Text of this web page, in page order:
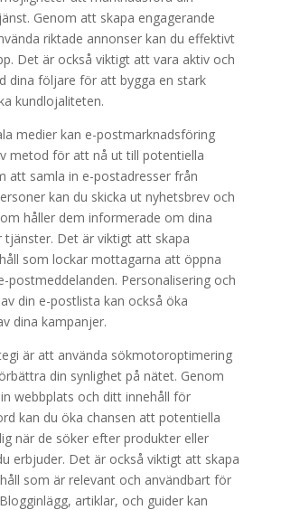
Genom att skapa engagerande
riktade annonser kan du effektivt
Det är också viktigt att vara aktiv och
dina följare för att bygga en stark
kundlojaliteten.
medier kan e-postmarknadsföring
metod för att nå ut till potentiella
att samla in e-postadresser från
kan du skicka ut nyhetsbrev och
håller dem informerade om dina
tjänster. Det är viktigt att skapa
som lockar mottagarna att öppna
postmeddelanden. Personalisering och
din e-postlista kan också öka
dina kampanjer.
är att använda sökmotoroptimering
din synlighet på nätet. Genom
webbplats och ditt innehåll för
kan du öka chansen att potentiella
när de söker efter produkter eller
erbjuder. Det är också viktigt att skapa
som är relevant och användbart för
artiklar, och guider kan